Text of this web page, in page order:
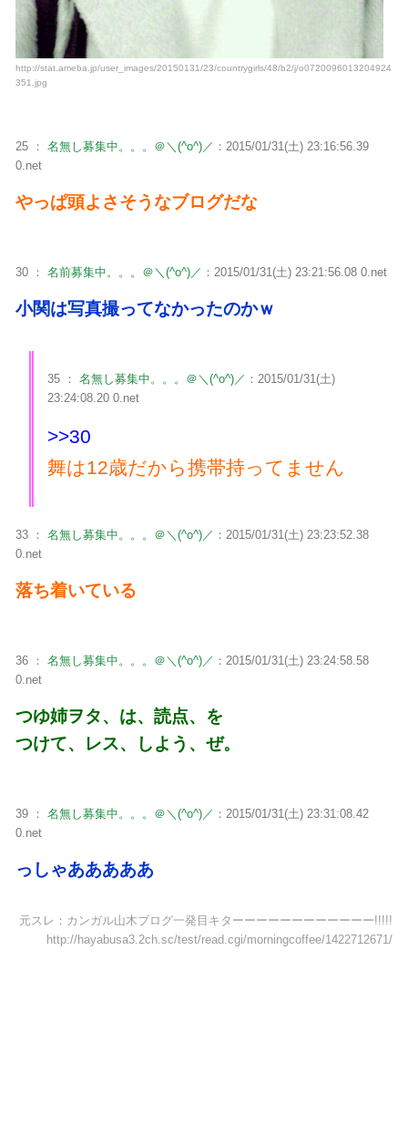
http://stat.ameba.jp/user_images/20150131/23/countrygirls/48/b2/j/o0720096013204924
351.jpg
25 ： 名無し募集中。。。＠＼(^o^)／ ：2015/01/31(土) 23:16:56.39
0.net
やっぱ頭よさそうなブログだな
30 ： 名前募集中。。。＠＼(^o^)／ ：2015/01/31(土) 23:21:56.08 0.net
小関は写真撮ってなかったのかｗ
35 ： 名無し募集中。。。＠＼(^o^)／ ：2015/01/31(土)
23:24:08.20 0.net
>>30
舞は12歳だから携帯持ってません
33 ： 名無し募集中。。。＠＼(^o^)／ ：2015/01/31(土) 23:23:52.38
0.net
落ち着いている
36 ： 名無し募集中。。。＠＼(^o^)／ ：2015/01/31(土) 23:24:58.58
0.net
つゆ姉ヲタ、は、読点、を
つけて、レス、しよう、ぜ。
39 ： 名無し募集中。。。＠＼(^o^)／ ：2015/01/31(土) 23:31:08.42
0.net
っしゃあああああ
元スレ：カンガル山木ブログ一発目キターーーーーーーーーーーー!!!!!
http://hayabusa3.2ch.sc/test/read.cgi/morningcoffee/1422712671/